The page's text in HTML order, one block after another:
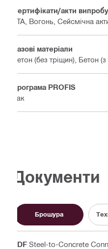
Сертифікати/акти
ETA, Вогонь, Сейсмічна
Базові матеріали
Бетон (без тріщин), Бетон
Програма PROFIS
Так
Документи
Брошура
PDF Steel-to-Concrete